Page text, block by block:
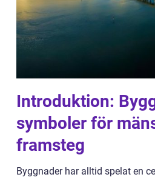
Introduktion:
symboler för
framsteg
Byggnader har alltid spelat en